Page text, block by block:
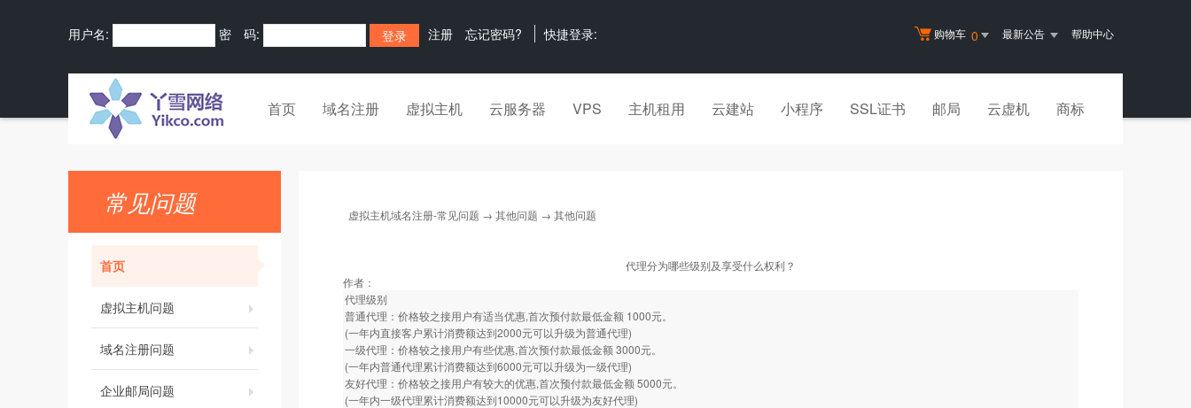
购物车 0 最新公告 帮助中心
用户名: 密 码: 注册 忘记密码? 快捷登录:
首页 域名注册 虚拟主机 云服务器 VPS 主机租用 云建站 小程序 SSL证书 邮局 云虚机 商标
常见问题
首页
虚拟主机问题
域名注册问题
企业邮局问题
虚拟主机域名注册-常见问题 → 其他问题 → 其他问题
代理分为哪些级别及享受什么权利？
作者：
代理级别
普通代理：价格较之接用户有适当优惠,首次预付款最低金额 1000元。
(一年内直接客户累计消费额达到2000元可以升级为普通代理)
一级代理：价格较之接用户有些优惠,首次预付款最低金额 3000元。
(一年内普通代理累计消费额达到6000元可以升级为一级代理)
友好代理：价格较之接用户有较大的优惠,首次预付款最低金额 5000元。
(一年内一级代理累计消费额达到10000元可以升级为友好代理)